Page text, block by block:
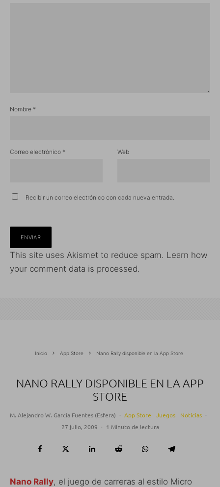
Nombre *
Correo electrónico * Web
Recibir un correo electrónico con cada nueva entrada.
This site uses Akismet to reduce spam. Learn how
your comment data is processed.
Inicio App Store Nano Rally disponible en la App Store
NANO RALLY DISPONIBLE EN LA APP
STORE
M. Alejandro W. García Fuentes (Esfera) · App Store Juegos Noticias ·
27 julio, 2009 · 1 Minuto de lectura
Nano Rally, el juego de carreras al estilo Micro